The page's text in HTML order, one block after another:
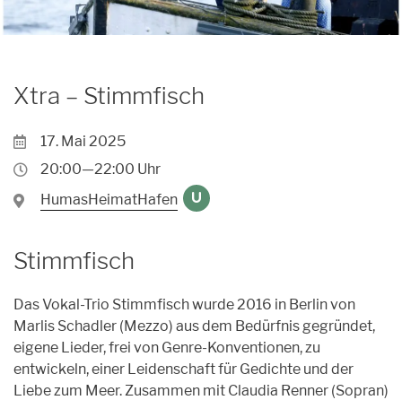
Archiv
Unpluggedival Fête 2026
Übersicht
Caroussel
Kontakt
Förderung
Künstler*innen
Anmeldungen
Xtra – Stimmfisch
17. Mai 2025
20:00—22:00 Uhr
HumasHeimatHafen
U
Stimmfisch
Das Vokal-Trio Stimmfisch wurde 2016 in Berlin von
Marlis Schadler (Mezzo) aus dem Bedürfnis gegründet,
eigene Lieder, frei von Genre-Konventionen, zu
entwickeln, einer Leidenschaft für Gedichte und der
Liebe zum Meer. Zusammen mit Claudia Renner (Sopran)